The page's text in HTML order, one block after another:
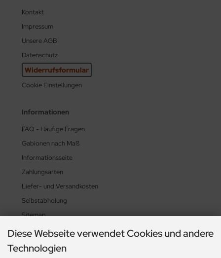
Kontakt
Impressum
Unsere AGB
Datenschutz
Widerrufsformular
Cookie Einstellungen
Informationen
FAQ - Häufige Fragen
Gabionen nach Maß
Informationsseite
Zahlungsarten
Liefer- und Versandkosten
Selbstabholung
Sitemap
Diese Webseite verwendet Cookies und andere
Technologien